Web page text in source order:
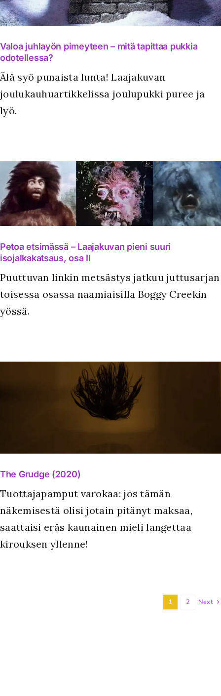
Valoa juhlayön pimeyteen – mitä tapittaa pukkia
odotellessa?
Älä syö punaista lunta! Laajakuvan
joulukauhuartikkelissa joulupukki puree ja
lyö.
Petoa etsimässä – Laajakuvan pieni suuri
isojalkakatsaus, osa II
Puuttuvan linkin metsästys jatkuu juttusarjan
toisessa osassa naamiaisilla Boggy Creekin
yössä.
The Grudge (2020)
Tuottajapamput varokaa: jos tämän
näkemisestä olisi jotain pitänyt maksaa,
saattaisi eräs kaunainen mieli langettaa
kirouksen yllenne!
1 2 Next